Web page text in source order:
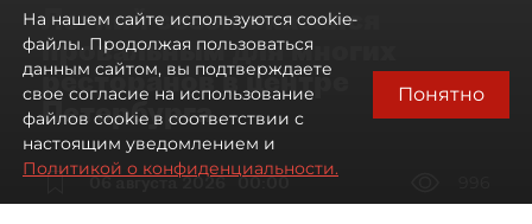
Летний сезон оказался
провальным для многих
ресторанов в центре
Петербурга
06 августа 2026 00:00
На нашем сайте используются cookie-
файлы. Продолжая пользоваться
данным сайтом, вы подтверждаете
свое согласие на использование
файлов cookie в соответствии с
настоящим уведомлением и
Политикой о конфиденциальности.
Понятно